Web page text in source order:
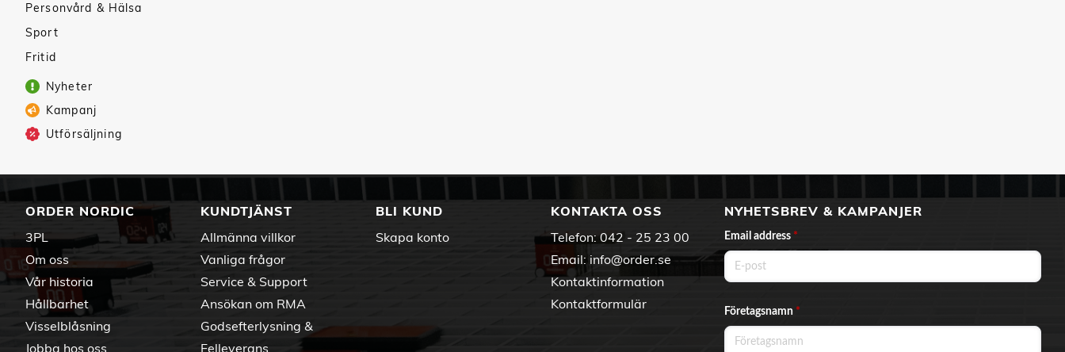
Personvård & Hälsa
Sport
Fritid
Nyheter
Kampanj
Utförsäljning
ORDER NORDIC
3PL
Om oss
Vår historia
Hållbarhet
Visselblåsning
Jobba hos oss
KUNDTJÄNST
Allmänna villkor
Vanliga frågor
Service & Support
Ansökan om RMA
Godsefterlysning &
Felleverans
BLI KUND
Skapa konto
KONTAKTA OSS
Telefon: 042 - 25 23 00
Email: info@order.se
Kontaktinformation
Kontaktformulär
NYHETSBREV & KAMPANJER
Email address *
Företagsnamn *